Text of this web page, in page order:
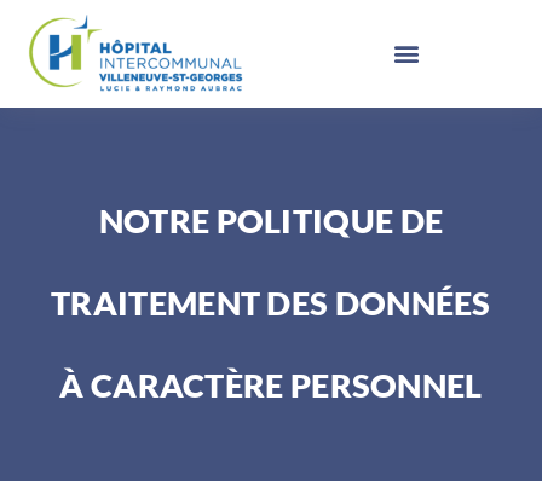
NOTRE POLITIQUE DE
TRAITEMENT DES DONNÉES
À CARACTÈRE PERSONNEL